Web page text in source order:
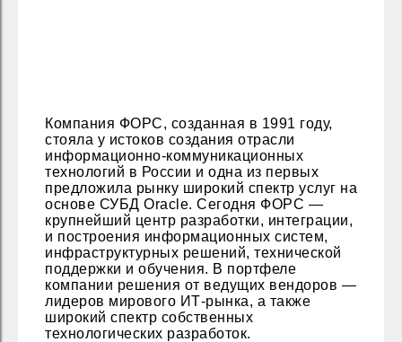
Компания ФОРС, созданная в 1991 году,
стояла у истоков создания отрасли
информационно-коммуникационных
технологий в России и одна из первых
предложила рынку широкий спектр услуг на
основе СУБД Oracle. Сегодня ФОРС —
крупнейший центр разработки, интеграции,
и построения информационных систем,
инфраструктурных решений, технической
поддержки и обучения. В портфеле
компании решения от ведущих вендоров —
лидеров мирового ИТ-рынка, а также
широкий спектр собственных
технологических разработок.